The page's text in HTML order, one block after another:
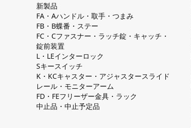
新製品
FA・Aハンドル・取手・つまみ
FB・B蝶番・ステー
FC・Cファスナー・ラッチ錠・キャッチ・
錠前装置
L・LEインターロック
Sキースイッチ
K・KCキャスター・アジャスタースライド
レール・モニターアーム
FD・FEフリーザー金具・ラック
中止品・中止予定品